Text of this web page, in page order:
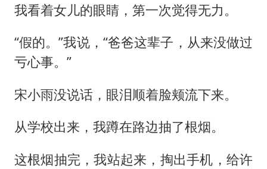
我看着女儿的眼睛，第一次觉得无力。
“假的。”我说，“爸爸这辈子，从来没做过
亏心事。”
宋小雨没说话，眼泪顺着脸颊流下来。
从学校出来，我蹲在路边抽了根烟。
这根烟抽完，我站起来，掏出手机，给许